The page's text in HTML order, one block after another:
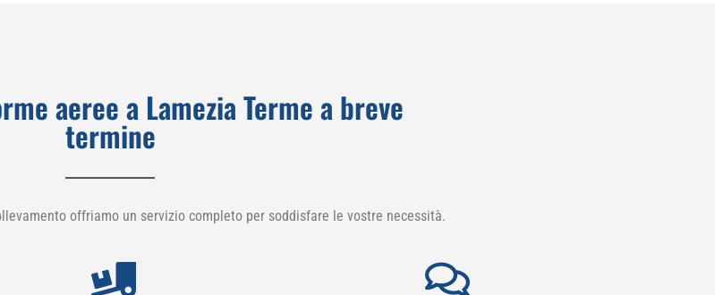
aeree a Lamezia Terme a breve
termine
offriamo un servizio completo per soddisfare le vostre necessità.